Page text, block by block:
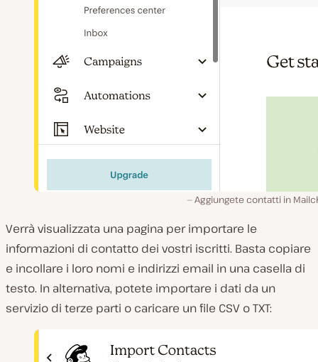
Aggiungete contatti in
Verrà visualizzata una pagina per importare le
informazioni di contatto dei vostri iscritti. Basta copiare
e incollare i loro nomi e indirizzi email in una casella di
testo. In alternativa, potete importare i dati da un
servizio di terze parti o caricare un file CSV o TXT: